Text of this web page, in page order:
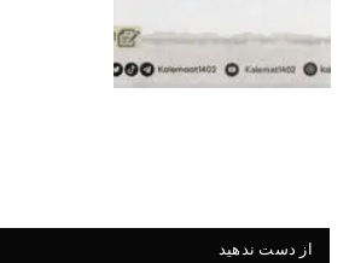
از دست ندهید